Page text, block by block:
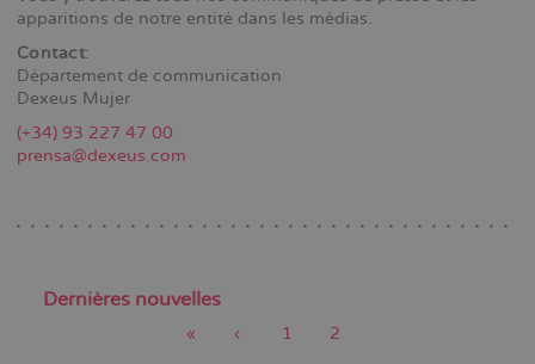
apparitions de notre entité dans les médias.
Contact:
Département de communication
Dexeus Mujer
(+34) 93 227 47 00
prensa@dexeus.com
Dernières nouvelles
Première
«
Page
‹ Page
1
Page
2